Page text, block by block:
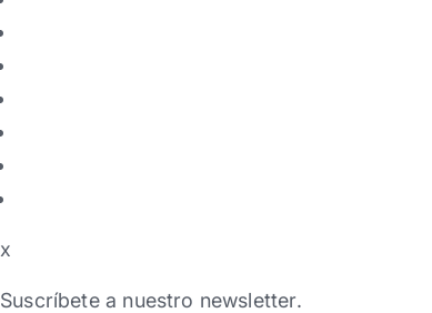
x
Suscríbete a nuestro newsletter.